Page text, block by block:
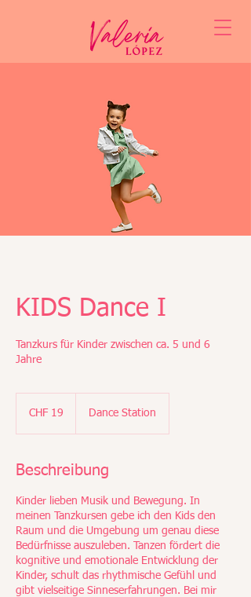
KIDS Dance I
Tanzkurs für Kinder zwischen ca. 5 und 6
Jahre
Franken
CHF 19 Dance Station
Beschreibung
Kinder lieben Musik und Bewegung. In
meinen Tanzkursen gebe ich den Kids den
Raum und die Umgebung um genau diese
Bedürfnisse auszuleben. Tanzen fördert die
kognitive und emotionale Entwicklung der
Kinder, schult das rhythmische Gefühl und
gibt vielseitige Sinneserfahrungen. Bei mir